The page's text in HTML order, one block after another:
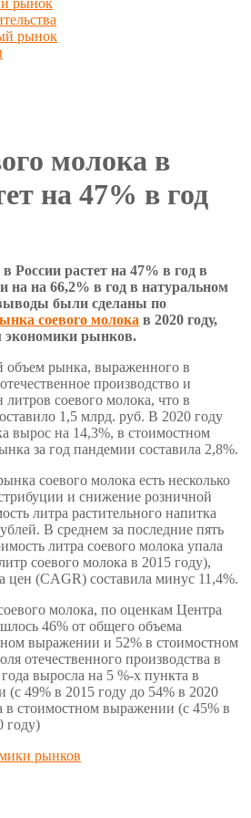
рынок
рынок
молока в
на 47% в год
России растет на 47% в год в
на 66,2% в год в натуральном
были сделаны по
соевого молока в 2020 году,
экономики рынков.
объем рынка, выраженного в
производство и
соевого молока, что в
1,5 млрд. руб. В 2020 году
вырос на 14,3%, в стоимостном
за год пандемии составила 2,8%.
соевого молока есть несколько
и снижение розничной
литра растительного напитка
В среднем за последние пять
литра соевого молока упала
соевого молока в 2015 году),
цен (CAGR) составила минус 11,4%.
молока, по оценкам Центра
46% от общего объема
выражении и 52% в стоимостном
отечественного производства в
выросла на 5 %-х пункта в
49% в 2015 году до 54% в 2020
в стоимостном выражении (с 45% в
году)
рынков